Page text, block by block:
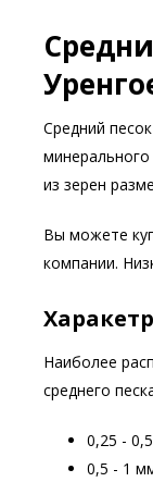
Средний
из зерен
Вы можете
компании.
Наиболее
среднего
0,25 -
0,5 - 1